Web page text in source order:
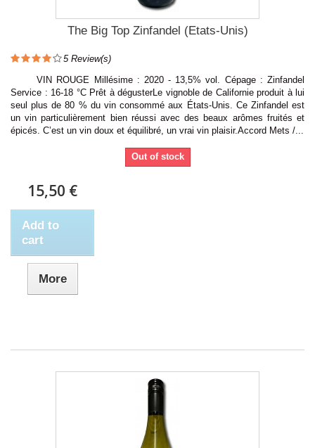
The Big Top Zinfandel (Etats-Unis)
5Review(s)
VIN ROUGE Millésime : 2020 - 13,5% vol. Cépage : Zinfandel
Service : 16-18 °C Prêt à dégusterLe vignoble de Californie produit à lui
seul plus de 80 % du vin consommé aux États-Unis. Ce Zinfandel est
un vin particulièrement bien réussi avec des beaux arômes fruités et
épicés. C’est un vin doux et équilibré, un vrai vin plaisir.Accord Mets /...
Out of stock
15,50 €
Add to
cart
More